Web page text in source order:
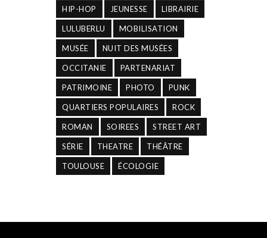
HIP-HOP JEUNESSE LIBRAIRIE
LULUBERLU MOBILISATION
MUSÉE NUIT DES MUSÉES
OCCITANIE PARTENARIAT
PATRIMOINE PHOTO PUNK
QUARTIERS POPULAIRES ROCK
ROMAN SOIREES STREET ART
SÉRIE THEATRE THÉÂTRE
TOULOUSE ÉCOLOGIE